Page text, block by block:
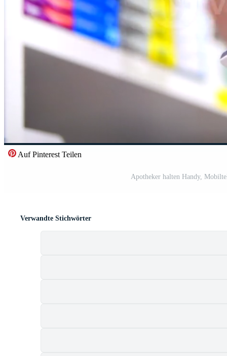
Auf Pinterest Teilen
Apotheker halten Handy,
Verwandte Stichwörter